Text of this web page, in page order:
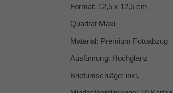
Format: 12,5 x 12,5 cm
Quadrat Maxi
Material: Premium Fotoabzug
Ausführung: Hochglanz
Briefumschläge: inkl.